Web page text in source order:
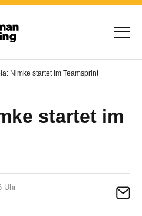
Nimke startet im Teamsprint
startet im
Uhr